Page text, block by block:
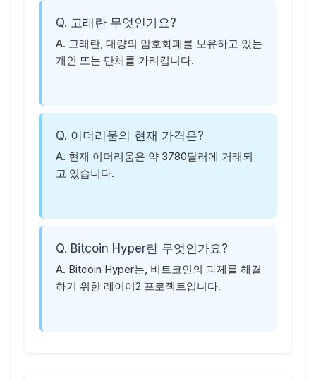
Q. 고래란 무엇인가요?
A. 고래란, 대량의 암호화폐를 보유하고 있는
개인 또는 단체를 가리킵니다.
Q. 이더리움의 현재 가격은?
A. 현재 이더리움은 약 3780달러에 거래되
고 있습니다.
Q. Bitcoin Hyper란 무엇인가요?
A. Bitcoin Hyper는, 비트코인의 과제를 해결
하기 위한 레이어2 프로젝트입니다.